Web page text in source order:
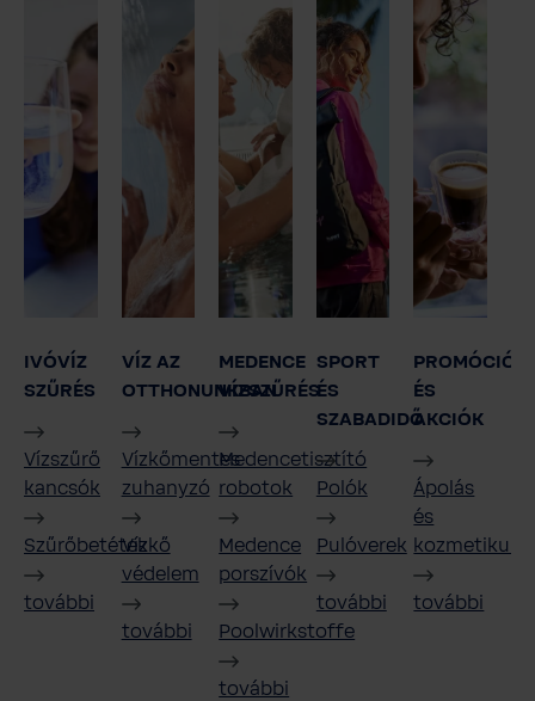
IVÓVÍZ
SZŰRÉS
Vízszűrő
kancsók
Szűrőbetétek
további
VÍZ AZ
OTTHONUNKBAN
Vízkőmentes
zuhanyzó
Vízkő
védelem
további
MEDENCE
VÍZSZŰRÉS
Medencetisztító
robotok
Medence
porszívók
Poolwirkstoffe
további
SPORT
ÉS
SZABADIDŐ
Polók
Pulóverek
további
PROMÓCIÓK
ÉS
AKCIÓK
Ápolás
és
további